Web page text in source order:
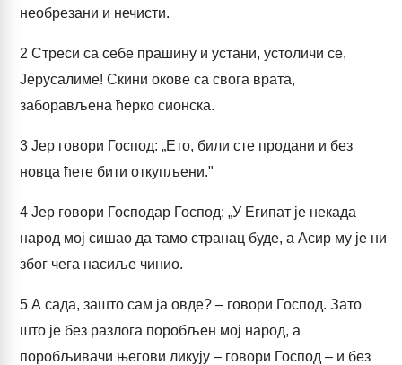
необрезани и нечисти.
2 Стреси са себе прашину и устани, устоличи се,
Јерусалиме! Скини окове са свога врата,
заборављена ћерко сионска.
3 Јер говори Господ: „Ето, били сте продани и без
новца ћете бити откупљени."
4 Јер говори Господар Господ: „У Египат је некада
народ мој сишао да тамо странац буде, а Асир му је ни
због чега насиље чинио.
5 А сада, зашто сам ја овде? – говори Господ. Зато
што је без разлога поробљен мој народ, а
поробљивачи његови ликују – говори Господ – и без